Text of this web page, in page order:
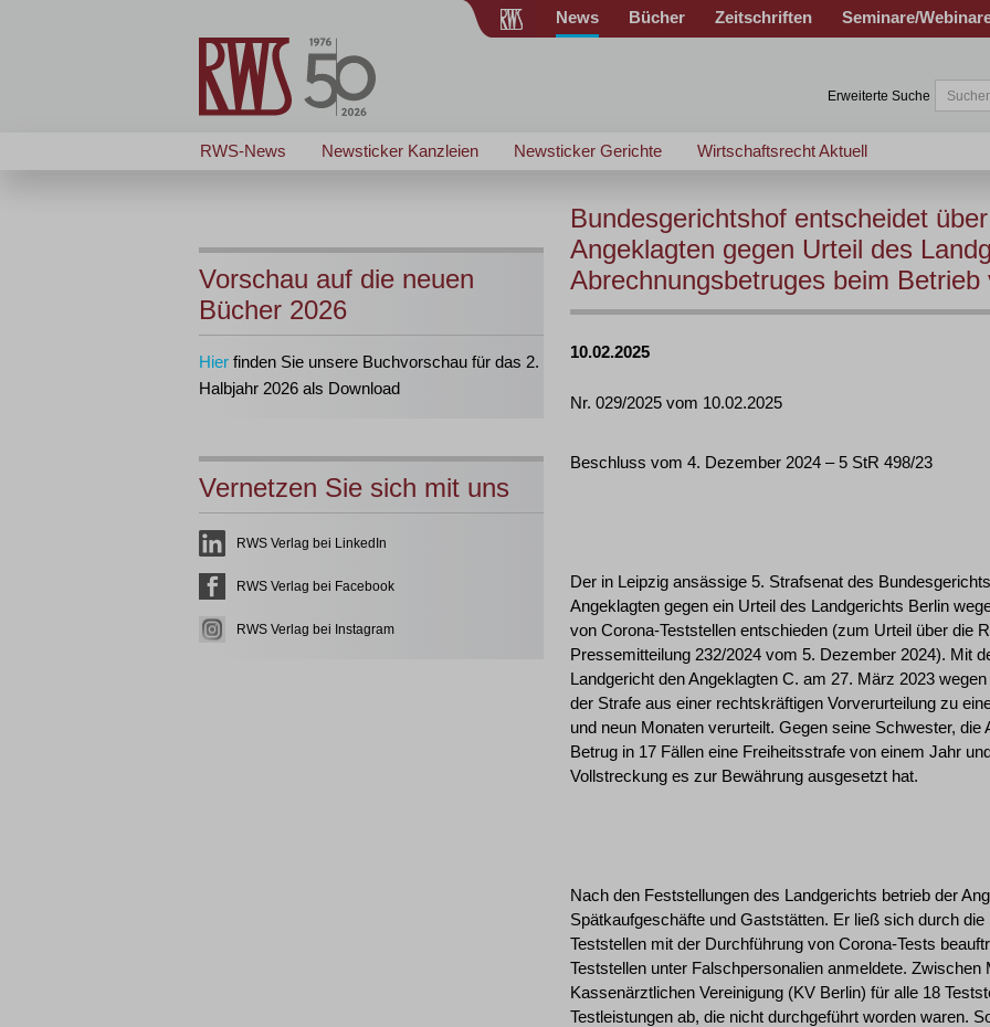
News Bücher Zeitschriften Seminare/
Erweiterte Suche
RWS-News Newsticker Kanzleien Newsticker Gerichte Wirtschaftsrecht Aktuell
Vorschau auf die neuen
Bücher 2026
Hier finden Sie unsere Buchvorschau für das 2.
Halbjahr 2026 als Download
Vernetzen Sie sich mit uns
RWS Verlag bei LinkedIn
RWS Verlag bei Facebook
RWS Verlag bei Instagram
Bundesgerichtshof entscheidet
Angeklagten gegen Urteil des
Abrechnungsbetruges beim Betrieb
10.02.2025
Nr. 029/2025 vom 10.02.2025
Beschluss vom 4. Dezember 2024 – 5 StR 498/23
Der in Leipzig ansässige 5. Strafsenat des
Angeklagten gegen ein Urteil des Landgerichts Berlin
von Corona-Teststellen entschieden (zum Urteil über die
Pressemitteilung 232/2024 vom 5. Dezember 2024). Mit
Landgericht den Angeklagten C. am 27. März 2023
der Strafe aus einer rechtskräftigen Vorverurteilung zu
und neun Monaten verurteilt. Gegen seine Schwester,
Betrug in 17 Fällen eine Freiheitsstrafe von einem Jahr
Vollstreckung es zur Bewährung ausgesetzt hat.
Nach den Feststellungen des Landgerichts betrieb der
Spätkaufgeschäfte und Gaststätten. Er ließ sich durch
Teststellen mit der Durchführung von Corona-Tests
Teststellen unter Falschpersonalien anmeldete.
Kassenärztlichen Vereinigung (KV Berlin) für alle 18
Testleistungen ab, die nicht durchgeführt worden waren.